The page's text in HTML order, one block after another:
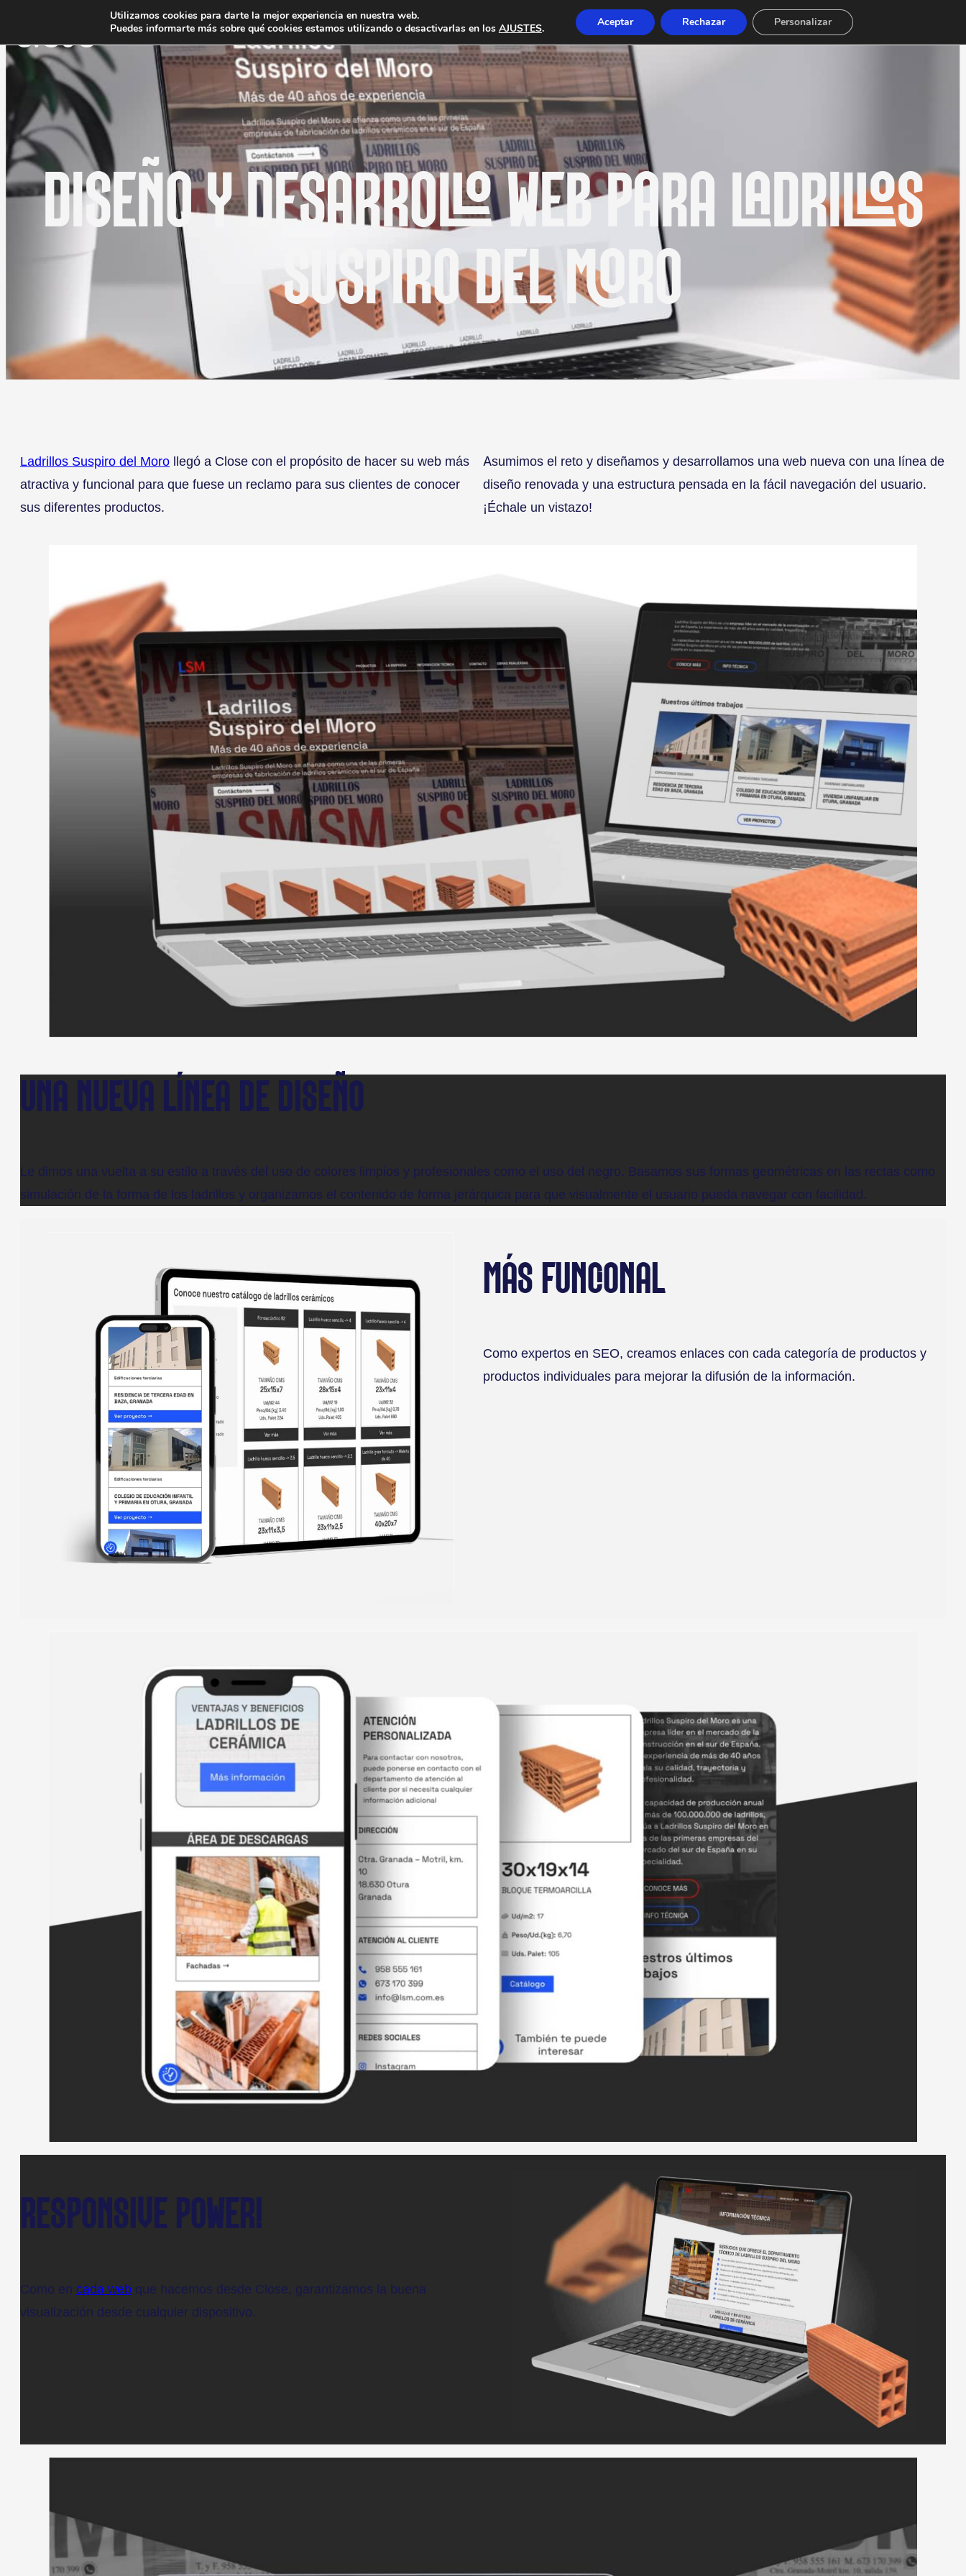
DISEÑO Y DESARROLLO WEB PARA LADRILLOS
SUSPIRO DEL MORO
Ladrillos Suspiro del Moro llegó a Close con el propósito de hacer su web más
atractiva y funcional para que fuese un reclamo para sus clientes de conocer
sus diferentes productos.
Asumimos el reto y diseñamos y desarrollamos una web nueva con una línea de
diseño renovada y una estructura pensada en la fácil navegación del usuario.
¡Échale un vistazo!
UNA NUEVA LÍNEA DE DISEÑO
Le dimos una vuelta a su estilo a través del uso de colores limpios y profesionales como el uso del negro. Basamos sus formas geométricas en las rectas como
simulación de la forma de los ladrillos y organizamos el contenido de forma jerárquica para que visualmente el usuario pueda navegar con facilidad.
MÁS FUNCIONAL
Como expertos en SEO, creamos enlaces con cada categoría de productos y
productos individuales para mejorar la difusión de la información.
RESPONSIVE POWER!
Como en cada web que hacemos desde Close, garantizamos la buena
visualización desde cualquier dispositivo.
Utilizamos cookies para darte la mejor experiencia en nuestra web.
Puedes informarte más sobre qué cookies estamos utilizando o desactivarlas en los AJUSTES. Aceptar Rechazar Personalizar